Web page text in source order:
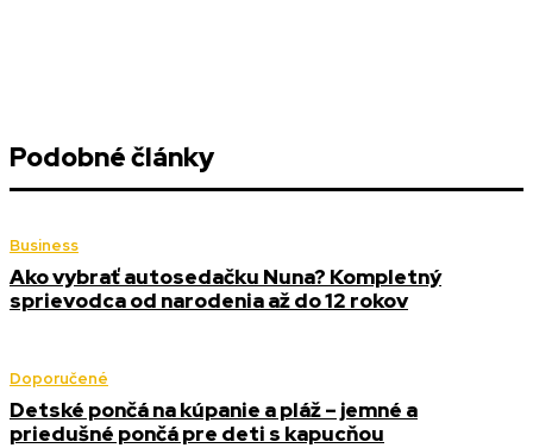
Podobné články
Business
Ako vybrať autosedačku Nuna? Kompletný
sprievodca od narodenia až do 12 rokov
Doporučené
Detské pončá na kúpanie a pláž – jemné a
priedušné pončá pre deti s kapucňou